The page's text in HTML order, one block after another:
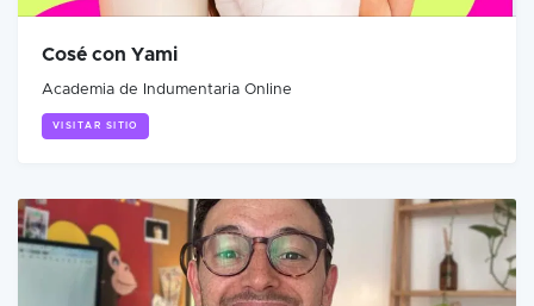
Cosé con Yami
Academia de Indumentaria Online
VISITAR SITIO